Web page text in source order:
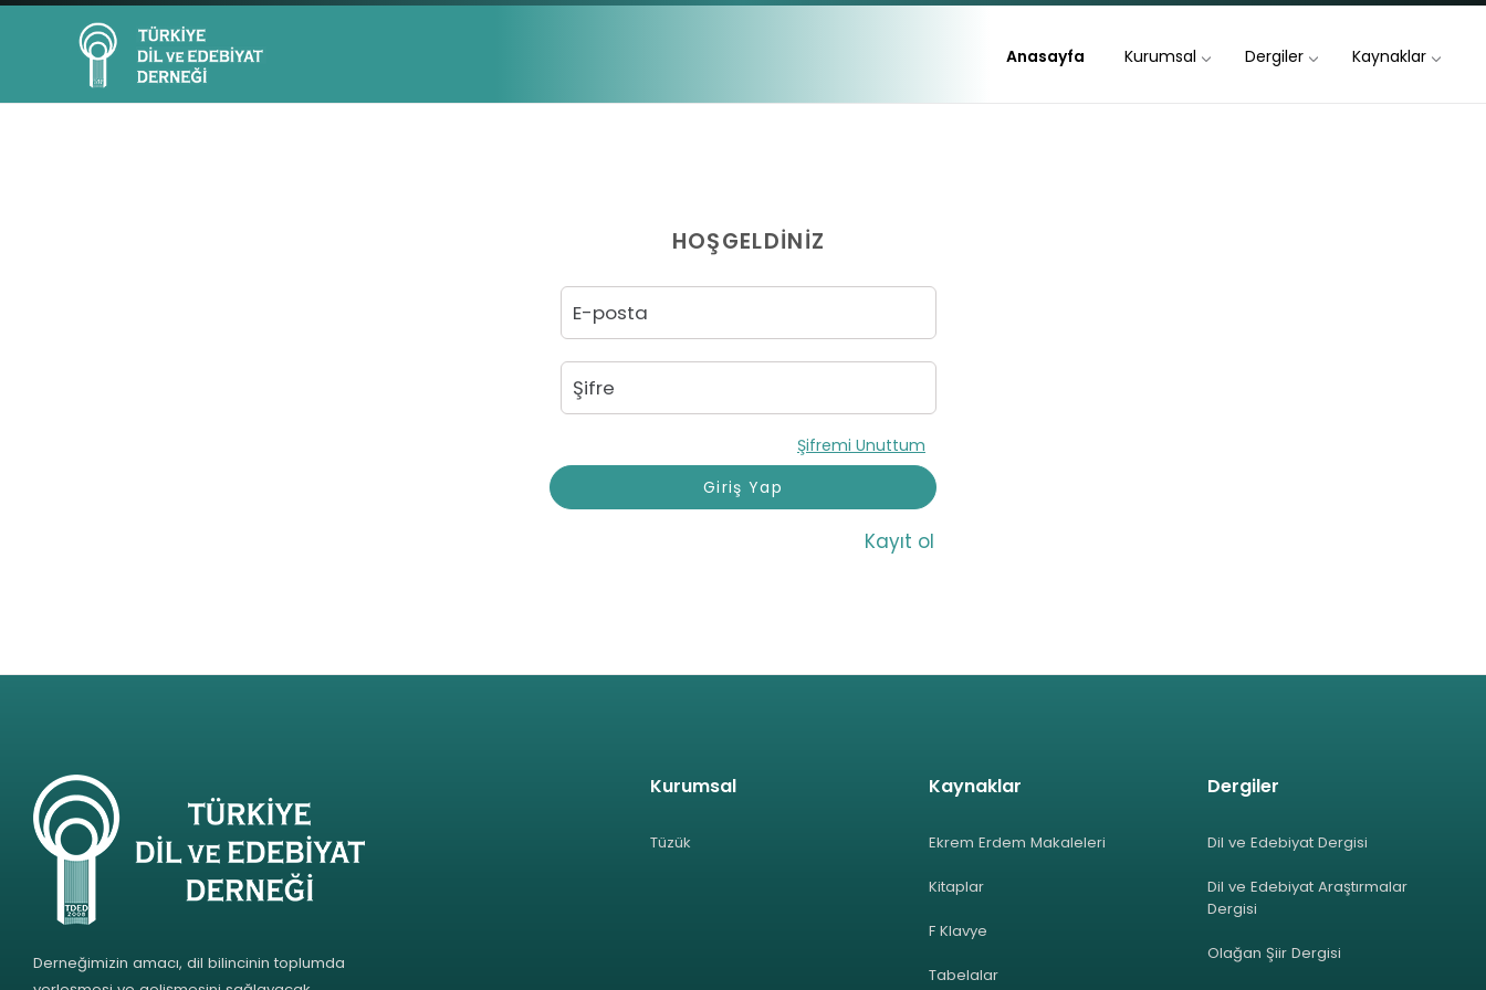
Anasayfa Kurumsal Dergiler Kaynaklar
HOŞGELDİNİZ
Şifremi Unuttum
Giriş Yap
Kayıt ol
Derneğimizin amacı, dil bilincinin toplumda
Kurumsal
Tüzük
Kaynaklar
Ekrem Erdem Makaleleri
Kitaplar
F Klavye
Tabelalar
Dergiler
Dil ve Edebiyat Dergisi
Dil ve Edebiyat Araştırmalar
Dergisi
Olağan Şiir Dergisi